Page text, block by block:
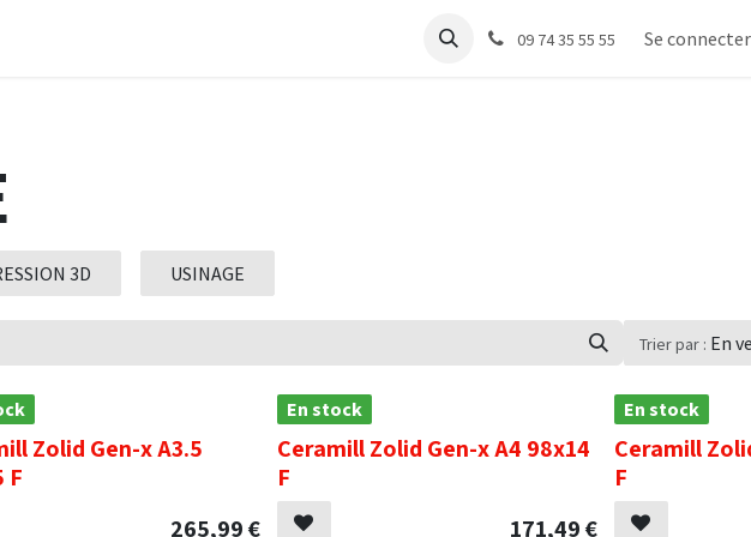
Support09 74 35 55 55 Se connecter
3D USINAGE
Trier par : En
Zolid Gen-x A3.5
F
265,99€
En stock
Ceramill Zolid Gen-x A4 98x14
F
171,49€
En stock
Ceramill
F